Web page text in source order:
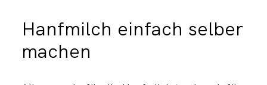
Hanfmilch einfach selber
machen